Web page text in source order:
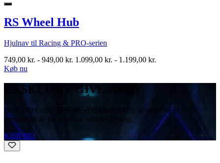
RS Wheel Hub
Hjulnav til Racing & PRO-serien
749,00 kr. - 949,00 kr. 1.099,00 kr. - 1.199,00 kr.
Køb nu
EKSKLUSIV GIVE-AWAY
Brug 100 € eller mere for at få chancen for at vinde en af fire
premiumstole fra Herman Miller Gaming.
KØB NU